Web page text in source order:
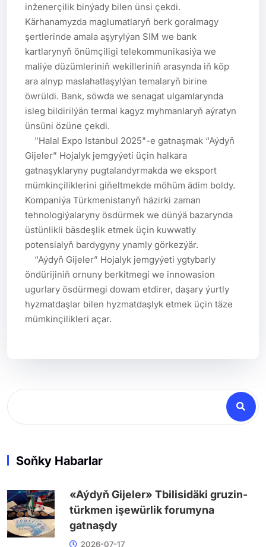
inženerçilik binýady bilen ünsi çekdi.
Kärhanamyzda maglumatlaryň berk goralmagy
şertlerinde amala aşyrylýan SIM we bank
kartlarynyň önümçiligi telekommunikasiýa we
maliýe düzümleriniň wekilleriniň arasynda iň köp
ara alnyp maslahatlaşylýan temalaryň birine
öwrüldi. Bank, söwda we senagat ulgamlarynda
isleg bildirilýän termal kagyz myhmanlaryň aýratyn
ünsüni özüne çekdi.
Gijeler” Hojalyk jemgyýeti üçin halkara
gatnaşyklaryny pugtalandyrmakda we eksport
mümkinçiliklerini giňeltmekde möhüm ädim boldy.
Kompaniýa Türkmenistanyň häzirki zaman
tehnologiýalaryny ösdürmek we dünýä bazarynda
üstünlikli bäsdeşlik etmek üçin kuwwatly
potensialyň bardygyny ynamly görkezýär.
öndürijiniň ornuny berkitmegi we innowasion
ugurlary ösdürmegi dowam etdirer, daşary ýurtly
hyzmatdaşlar bilen hyzmatdaşlyk etmek üçin täze
mümkinçilikleri açar.
Soňky Habarlar
«Aýdyň Gijeler» Tbilisidäki gruzin-
türkmen işewürlik forumyna
gatnaşdy
2026-07-17